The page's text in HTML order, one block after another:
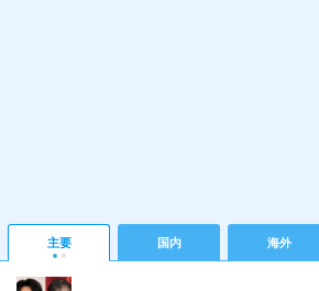
主要 国内 海外